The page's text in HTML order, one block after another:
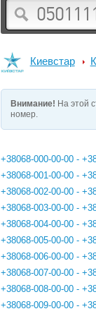
Киевстар
Внимание! На этой
номер.
+38068-000-00-00 -
+38068-001-00-00 -
+38068-002-00-00 -
+38068-003-00-00 -
+38068-004-00-00 -
+38068-005-00-00 -
+38068-006-00-00 -
+38068-007-00-00 -
+38068-008-00-00 -
+38068-009-00-00 -